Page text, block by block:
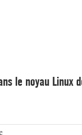
le noyau Linux